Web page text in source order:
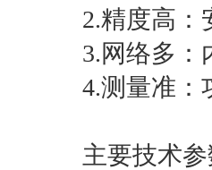
2.精度高：
3.网络多：
4.测量准：
主要技术